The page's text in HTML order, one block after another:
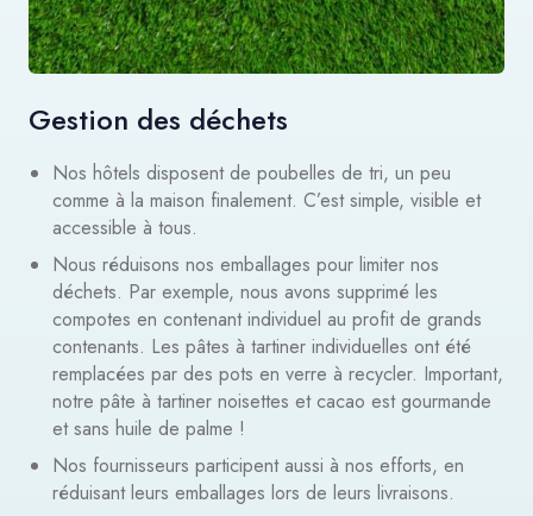
Gestion des déchets
Nos hôtels disposent de poubelles de tri, un peu
comme à la maison finalement. C’est simple, visible et
accessible à tous.
Nous réduisons nos emballages pour limiter nos
déchets. Par exemple, nous avons supprimé les
compotes en contenant individuel au profit de grands
contenants. Les pâtes à tartiner individuelles ont été
remplacées par des pots en verre à recycler. Important,
notre pâte à tartiner noisettes et cacao est gourmande
et sans huile de palme !
Nos fournisseurs participent aussi à nos efforts, en
réduisant leurs emballages lors de leurs livraisons.